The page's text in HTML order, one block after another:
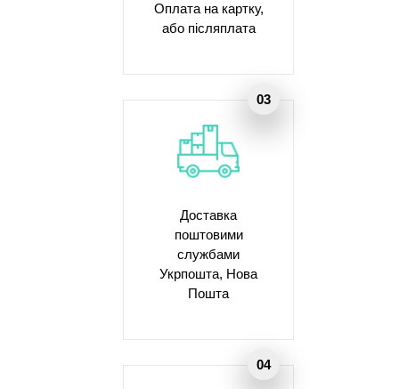
Оплата на картку,
або післяплата
Доставка
поштовими
службами
Укрпошта, Нова
Пошта